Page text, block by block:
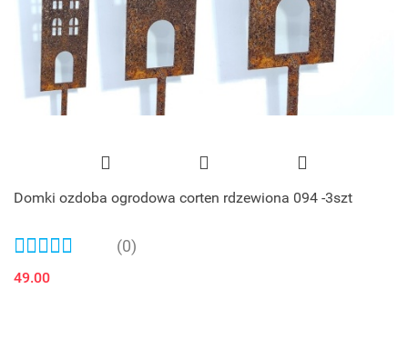
Domki ozdoba ogrodowa corten rdzewiona 094 -3szt
(0)
49.00